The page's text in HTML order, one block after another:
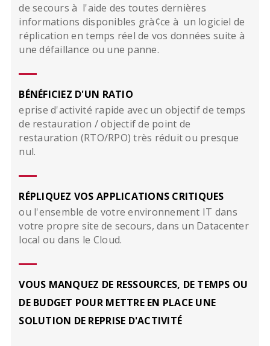
de secours à l'aide des toutes dernières
informations disponibles grà¢ce à un logiciel de
réplication en temps réel de vos données suite à
une défaillance ou une panne.
BÉNÉFICIEZ D'UN RATIO
eprise d'activité rapide avec un objectif de temps
de restauration / objectif de point de
restauration (RTO/RPO) très réduit ou presque
nul.
RÉPLIQUEZ VOS APPLICATIONS CRITIQUES
ou l'ensemble de votre environnement IT dans
votre propre site de secours, dans un Datacenter
local ou dans le Cloud.
VOUS MANQUEZ DE RESSOURCES, DE TEMPS OU
DE BUDGET POUR METTRE EN PLACE UNE
SOLUTION DE REPRISE D'ACTIVITÉ